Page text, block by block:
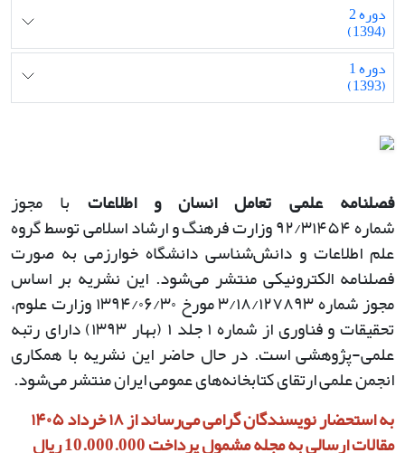
دوره 2
(1394)
دوره 1
(1393)
فصلنامه علمی تعامل انسان و اطلاعات با مجوز
شماره۹۲/۳۱۴۵۴وزارت فرهنگ و ارشاد اسلامی توسط گروه
علم اطلاعات و دانش‌شناسی دانشگاه خوارزمی به صورت
فصلنامه الکترونیکی منتشر می‌شود. این نشریه بر اساس
مجوز شماره۳/۱۸/۱۲۷۸۹۳مورخ۱۳۹۴/۰۶/۳۰وزارت علوم،
تحقیقات و فناوری از شماره۱جلد ۱ ( بهار۱۳۹۳) دارای رتبه
علمی-پژوهشی است. در حال حاضر این نشریه با همکاری
انجمن علمی ارتقای کتابخانه‌های عمومی ایران منتشر می‌شود.
به استحضار نویسندگان گرامی می‌رساند از ۱۸ خرداد ۱۴۰۵
مقالات ارسالی به مجله مشمول پرداخت 10.000.000 ریال